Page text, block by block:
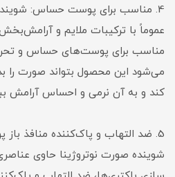
4. مناسب برای پوست حساس: شوینده
عموماً با ترکیبات ملایم و
مناسب برای پوست‌های حساس و
می‌شود این محصول بتواند صورت
کند و به آن نرمی و احساس آرامش
5. ضد التهاب و پاک‌کننده منافذ
شوینده صورت نوتروژینا حاوی